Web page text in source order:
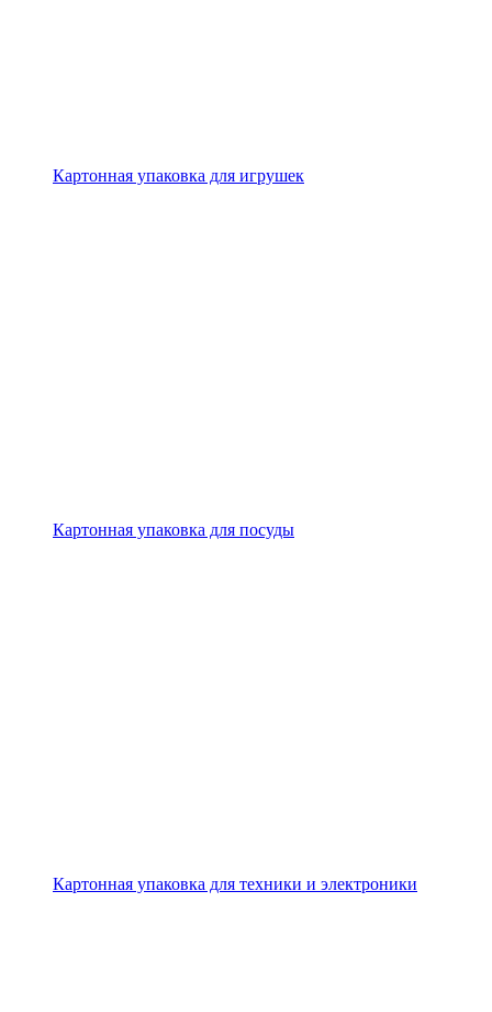
Картонная упаковка для игрушек
Картонная упаковка для посуды
Картонная упаковка для техники и электроники